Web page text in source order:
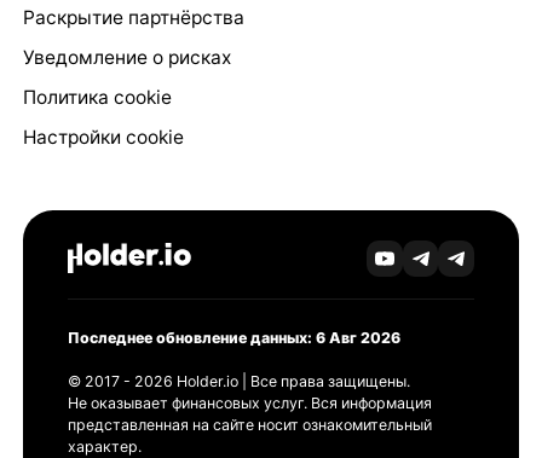
Раскрытие партнёрства
Уведомление о рисках
Политика cookie
Настройки cookie
Последнее обновление данных: 6 Авг 2026
© 2017 - 2026 Holder.io | Все права защищены.
Не оказывает финансовых услуг. Вся информация
представленная на сайте носит ознакомительный
характер.